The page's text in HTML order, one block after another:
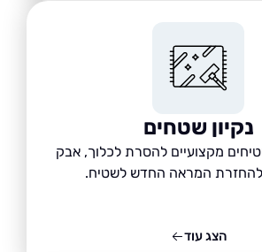
שטחים
להסרת לכלוך, אבק
המראה החדש לשטיח.